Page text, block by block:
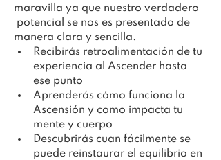
maravilla ya que nuestro verdadero
potencial se nos es presentado de
manera clara y sencilla.
Recibirás retroalimentación de tu
experiencia al Ascender hasta
ese punto
Aprenderás cómo funciona la
Ascensión y como impacta tu
mente y cuerpo
Descubrirás cuan fácilmente se
puede reinstaurar el equilibrio en